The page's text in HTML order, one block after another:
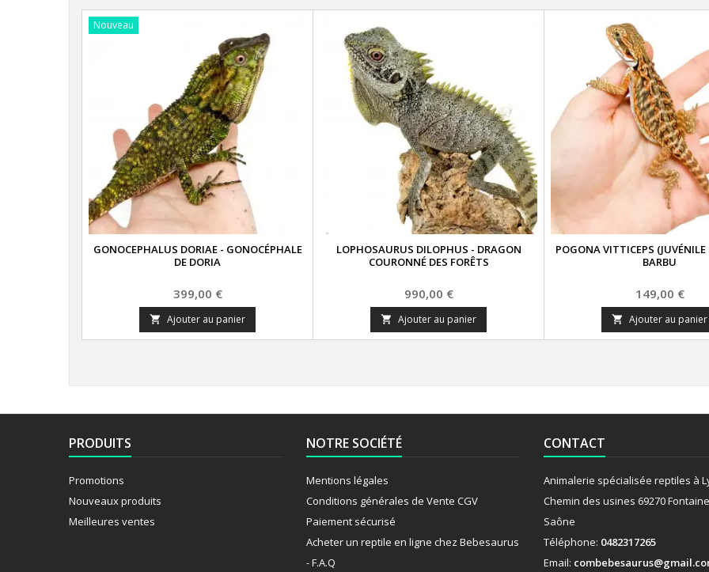
Nouveau
GONOCEPHALUS DORIAE - GONOCÉPHALE
DE DORIA
Prix
399,00 €
 Ajouter au panier
LOPHOSAURUS DILOPHUS - DRAGON
COURONNÉ DES FORÊTS
Prix
990,00 €
 Ajouter au panier
POGONA VITTICEPS
BARBU
Prix
149,00 €
 Ajouter au panier
PRODUITS
Promotions
Nouveaux produits
Meilleures ventes
NOTRE SOCIÉTÉ
Mentions légales
Conditions générales de Vente CGV
Paiement sécurisé
Acheter un reptile en ligne chez Bebesaurus
- F.A.Q
CONTACT
Animalerie spécialisée reptiles à
Chemin des usines 69270
Saône
Téléphone: 0482317265
Email: